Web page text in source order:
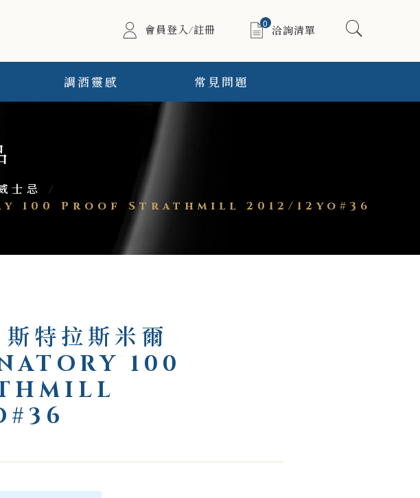
會員登入/註冊 0
洽詢清單
調酒靈感 常見問題
士忌
/
100 Proof Strathmill 2012/12yo#36
特拉斯米爾
100